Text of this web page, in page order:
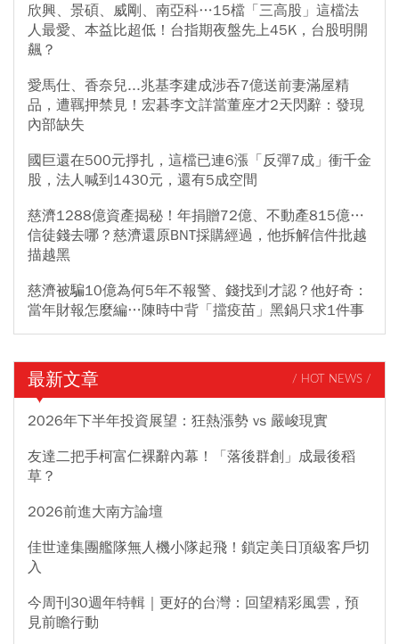
欣興、景碩、威剛、南亞科…15檔「三高股」這檔法
人最愛、本益比超低！台指期夜盤先上45K，台股明開
飆？
愛馬仕、香奈兒...兆基李建成涉吞7億送前妻滿屋精
品，遭羈押禁見！宏碁李文詳當董座才2天閃辭：發現
內部缺失
國巨還在500元掙扎，這檔已連6漲「反彈7成」衝千金
股，法人喊到1430元，還有5成空間
慈濟1288億資產揭秘！年捐贈72億、不動產815億…
信徒錢去哪？慈濟還原BNT採購經過，他拆解信件批越
描越黑
慈濟被騙10億為何5年不報警、錢找到才認？他好奇：
當年財報怎麼編…陳時中背「擋疫苗」黑鍋只求1件事
最新文章 / HOT NEWS /
2026年下半年投資展望：狂熱漲勢 vs 嚴峻現實
友達二把手柯富仁裸辭內幕！「落後群創」成最後稻
草？
2026前進大南方論壇
佳世達集團艦隊無人機小隊起飛！鎖定美日頂級客戶切
入
今周刊30週年特輯｜更好的台灣：回望精彩風雲，預
見前瞻行動